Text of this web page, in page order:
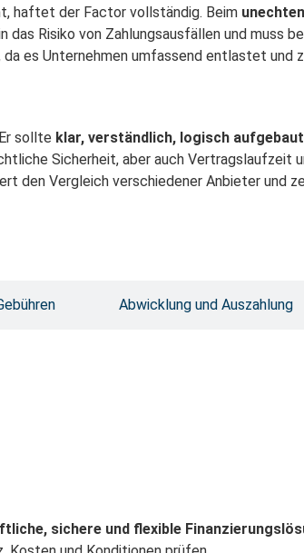
haftet der Factor vollständig. Beim
Risiko von Zahlungsausfällen und muss
es Unternehmen umfassend entlastet und
sollte klar, verständlich, logisch
Sicherheit, aber auch Vertragslaufzeit
den Vergleich verschiedener Anbieter und
Abwicklung und Auszahlung
sichere und flexible